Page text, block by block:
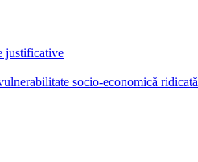
justificative
socio-economică ridicată